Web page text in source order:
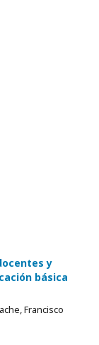
y
básica
Francisco